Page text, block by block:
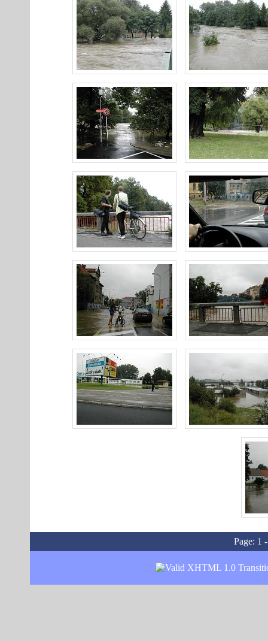
Page: 1